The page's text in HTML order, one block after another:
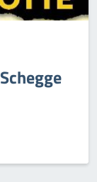
STORIA}